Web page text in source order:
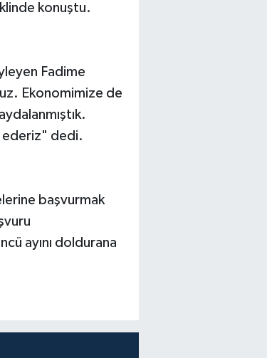
konuştu.
Fadime
Ekonomimize de
ederiz" dedi.
başvurmak
ayını doldurana